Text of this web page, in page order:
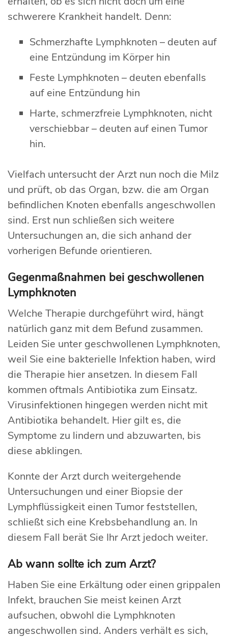
schwerere Krankheit handelt. Denn:
Schmerzhafte Lymphknoten – deuten auf
eine Entzündung im Körper hin
Feste Lymphknoten – deuten ebenfalls
auf eine Entzündung hin
Harte, schmerzfreie Lymphknoten, nicht
verschiebbar – deuten auf einen Tumor
hin.
Vielfach untersucht der Arzt nun noch die Milz
und prüft, ob das Organ, bzw. die am Organ
befindlichen Knoten ebenfalls angeschwollen
sind. Erst nun schließen sich weitere
Untersuchungen an, die sich anhand der
vorherigen Befunde orientieren.
Gegenmaßnahmen bei geschwollenen
Lymphknoten
Welche Therapie durchgeführt wird, hängt
natürlich ganz mit dem Befund zusammen.
Leiden Sie unter geschwollenen Lymphknoten,
weil Sie eine bakterielle Infektion haben, wird
die Therapie hier ansetzen. In diesem Fall
kommen oftmals Antibiotika zum Einsatz.
Virusinfektionen hingegen werden nicht mit
Antibiotika behandelt. Hier gilt es, die
Symptome zu lindern und abzuwarten, bis
diese abklingen.
Konnte der Arzt durch weitergehende
Untersuchungen und einer Biopsie der
Lymphflüssigkeit einen Tumor feststellen,
schließt sich eine Krebsbehandlung an. In
diesem Fall berät Sie Ihr Arzt jedoch weiter.
Ab wann sollte ich zum Arzt?
Haben Sie eine Erkältung oder einen grippalen
Infekt, brauchen Sie meist keinen Arzt
aufsuchen, obwohl die Lymphknoten
angeschwollen sind. Anders verhält es sich,